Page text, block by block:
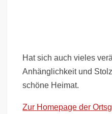
Hat sich auch vieles
Anhänglichkeit und
schöne Heimat.
Zur Homepage der